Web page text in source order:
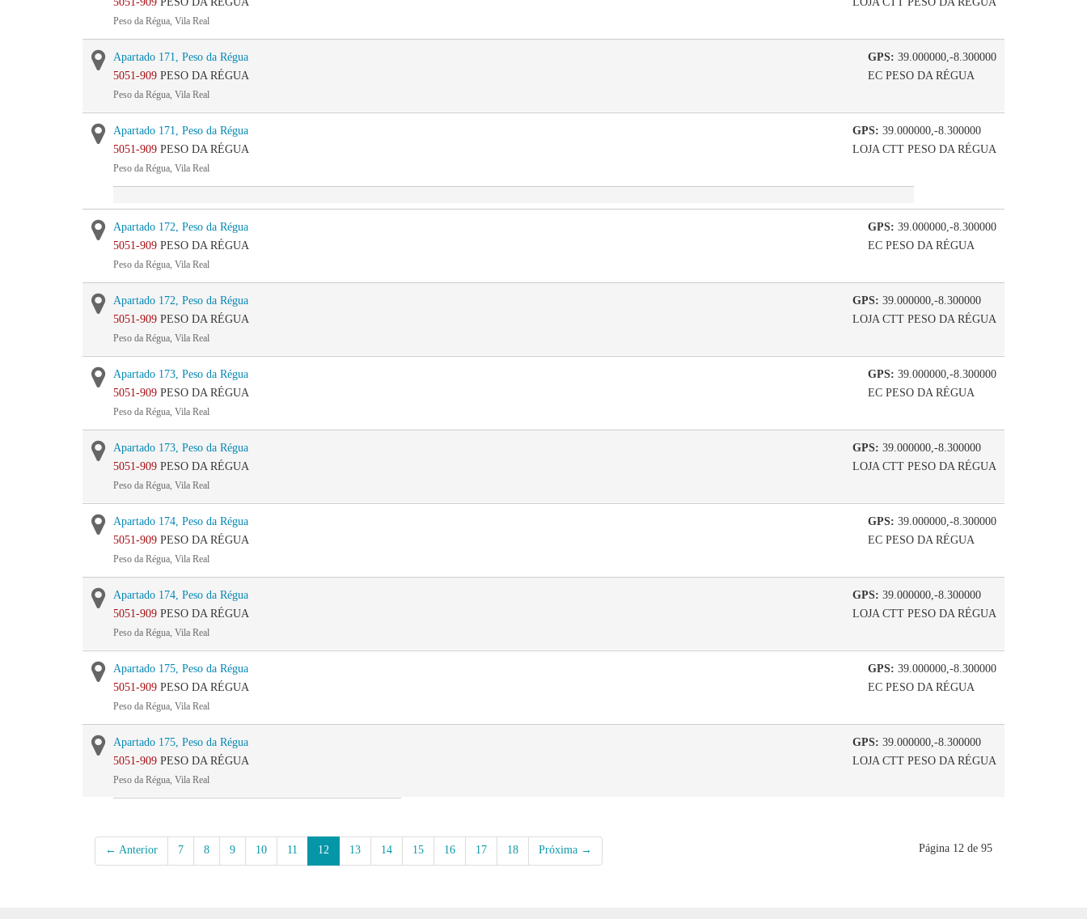
Peso da Régua, Vila Real
GPS: 39.000000,-8.300000
EC PESO DA RÉGUA
Apartado 171, Peso da Régua
5051-909 PESO DA RÉGUA
Peso da Régua, Vila Real
GPS: 39.000000,-8.300000
LOJA CTT PESO DA RÉGUA
Apartado 171, Peso da Régua
5051-909 PESO DA RÉGUA
Peso da Régua, Vila Real
GPS: 39.000000,-8.300000
EC PESO DA RÉGUA
Apartado 172, Peso da Régua
5051-909 PESO DA RÉGUA
Peso da Régua, Vila Real
GPS: 39.000000,-8.300000
LOJA CTT PESO DA RÉGUA
Apartado 172, Peso da Régua
5051-909 PESO DA RÉGUA
Peso da Régua, Vila Real
GPS: 39.000000,-8.300000
EC PESO DA RÉGUA
Apartado 173, Peso da Régua
5051-909 PESO DA RÉGUA
Peso da Régua, Vila Real
GPS: 39.000000,-8.300000
LOJA CTT PESO DA RÉGUA
Apartado 173, Peso da Régua
5051-909 PESO DA RÉGUA
Peso da Régua, Vila Real
GPS: 39.000000,-8.300000
EC PESO DA RÉGUA
Apartado 174, Peso da Régua
5051-909 PESO DA RÉGUA
Peso da Régua, Vila Real
GPS: 39.000000,-8.300000
LOJA CTT PESO DA RÉGUA
Apartado 174, Peso da Régua
5051-909 PESO DA RÉGUA
Peso da Régua, Vila Real
GPS: 39.000000,-8.300000
EC PESO DA RÉGUA
Apartado 175, Peso da Régua
5051-909 PESO DA RÉGUA
Peso da Régua, Vila Real
GPS: 39.000000,-8.300000
LOJA CTT PESO DA RÉGUA
Apartado 175, Peso da Régua
5051-909 PESO DA RÉGUA
Peso da Régua, Vila Real
← Anterior 7 8 9 10 11 12 13 14 15 16 17 18 Próxima → Página 12 de 95